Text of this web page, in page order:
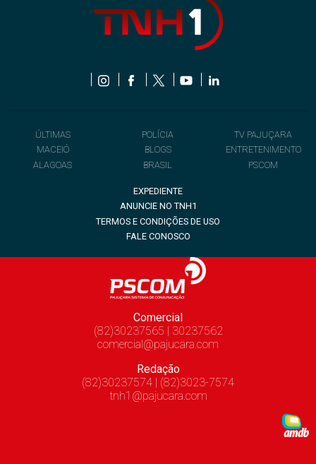
ÚLTIMAS
MACEIÓ
ALAGOAS
POLÍCIA
BLOGS
BRASIL
TV PAJUÇARA
ENTRETENIMENTO
PSCOM
EXPEDIENTE
ANUNCIE NO TNH1
TERMOS E CONDIÇÕES DE USO
FALE CONOSCO
Comercial
(82)30237565 | 30237562
comercial@pajucara.com
Redação
(82)30237574 | (82)3023-7574
tnh1@pajucara.com